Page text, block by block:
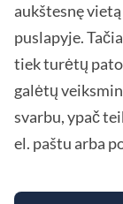
aukštesnę
puslapyje.
tiek turėtų
galėtų
svarbu, ypač
el. paštu arba